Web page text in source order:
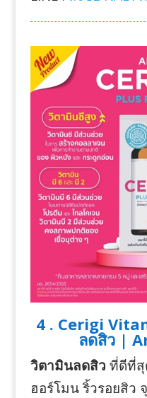
4 . Cerigi
ลดสิว |
วิตามินลดสิว ที่ดีที่สุ
ฮอร์โมน ริ้วรอยสิว